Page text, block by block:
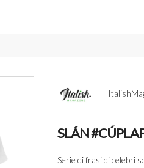
SLÁN
Serie di frasi di celebri